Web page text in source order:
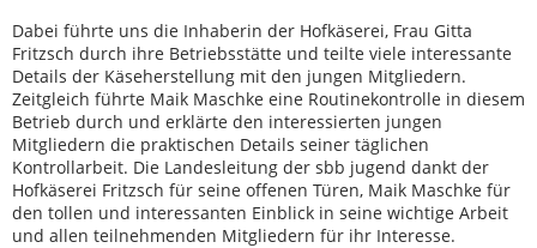
Dabei führte uns die Inhaberin der Hofkäserei, Frau Gitta
Fritzsch durch ihre Betriebsstätte und teilte viele interessante
Details der Käseherstellung mit den jungen Mitgliedern.
Zeitgleich führte Maik Maschke eine Routinekontrolle in diesem
Betrieb durch und erklärte den interessierten jungen
Mitgliedern die praktischen Details seiner täglichen
Kontrollarbeit. Die Landesleitung der sbb jugend dankt der
Hofkäserei Fritzsch für seine offenen Türen, Maik Maschke für
den tollen und interessanten Einblick in seine wichtige Arbeit
und allen teilnehmenden Mitgliedern für ihr Interesse.